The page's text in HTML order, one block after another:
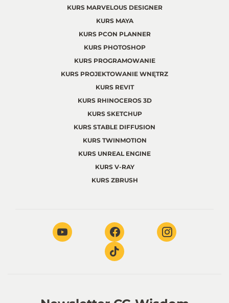
KURS MARVELOUS DESIGNER
KURS MAYA
KURS PCON PLANNER
KURS PHOTOSHOP
KURS PROGRAMOWANIE
KURS PROJEKTOWANIE WNĘTRZ
KURS REVIT
KURS RHINOCEROS 3D
KURS SKETCHUP
KURS STABLE DIFFUSION
KURS TWINMOTION
KURS UNREAL ENGINE
KURS V-RAY
KURS ZBRUSH